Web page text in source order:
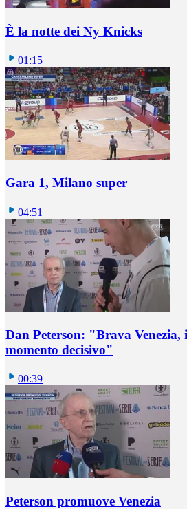
È la notte dei Ny Knicks
01:15
Gara 1, Milano super
04:51
Dan Peterson: "Brava Venezia,
momento decisivo"
00:39
Peterson promuove Venezia